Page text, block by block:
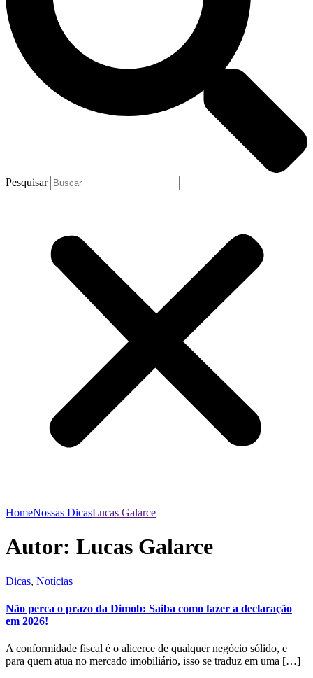
Pesquisar
HomeNossas DicasLucas Galarce
Autor: Lucas Galarce
Dicas, Notícias
Não perca o prazo da Dimob: Saiba como fazer a declaração
em 2026!
A conformidade fiscal é o alicerce de qualquer negócio sólido, e
para quem atua no mercado imobiliário, isso se traduz em uma […]